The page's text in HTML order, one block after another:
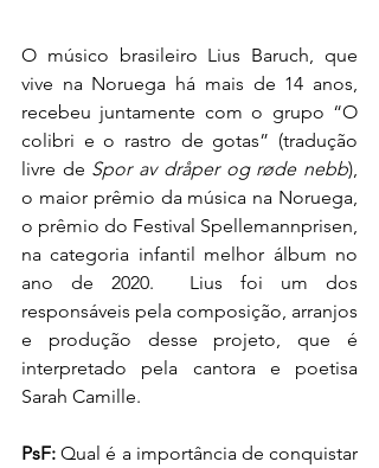
O músico brasileiro Lius Baruch, que
vive na Noruega há mais de 14 anos,
recebeu juntamente com o grupo “O
colibri e o rastro de gotas” (tradução
livre de Spor av dråper og røde nebb),
o maior prêmio da música na Noruega,
o prêmio do Festival Spellemannprisen,
na categoria infantil melhor álbum no
ano de 2020.  Lius foi um dos
responsáveis pela composição, arranjos
e produção desse projeto, que é
interpretado pela cantora e poetisa
Sarah Camille.
PsF: Qual é a importância de conquistar